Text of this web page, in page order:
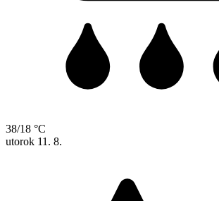
38/18 °C
utorok 11. 8.